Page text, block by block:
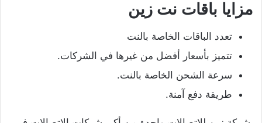
مزايا باقات نت زين
تعدد الباقات الخاصة بالنت
تتميز بأسعار أفضل من غيرها في الشركات.
سرعة الشحن الخاصة بالنت.
طريقة دفع آمنة.